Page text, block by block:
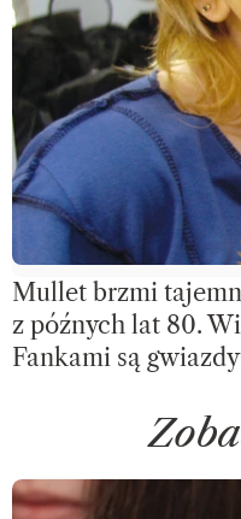
Mullet brzmi
z późnych lat 80.
Fankami są